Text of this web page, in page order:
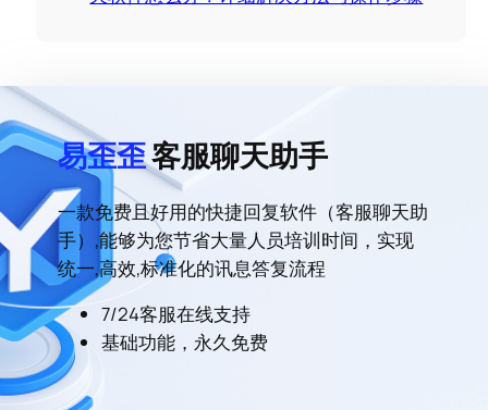
易歪歪客服聊天助手
一款免费且好用的快捷回复软件（客服聊天助
手）,能够为您节省大量人员培训时间，实现
统一,高效,标准化的讯息答复流程
7/24客服在线支持
基础功能，永久免费